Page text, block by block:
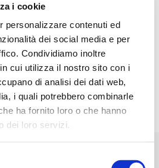
i cookie
personalizzare contenuti ed
dei social media e per
Condividiamo inoltre
cui utilizza il nostro sito con i
di analisi dei dati web,
i quali potrebbero combinarle
ha fornito loro o che hanno
dei loro servizi.
con i bambini
in un giorno
con piscina
Città del Vino